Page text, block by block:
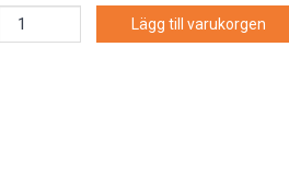
Lägg till varukorgen